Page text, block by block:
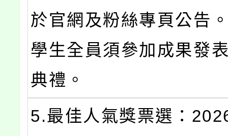
於官網及粉絲專頁公告
學生全員須參加成果發
典禮。
5.最佳人氣獎票選：